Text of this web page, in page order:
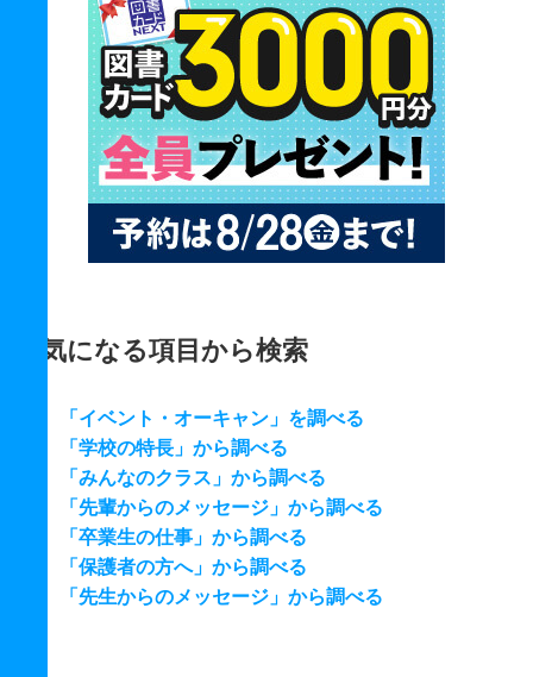
気になる項目から検索
「イベント・オーキャン」を調べる
「学校の特長」から調べる
「みんなのクラス」から調べる
「先輩からのメッセージ」から調べる
「卒業生の仕事」から調べる
「保護者の方へ」から調べる
「先生からのメッセージ」から調べる